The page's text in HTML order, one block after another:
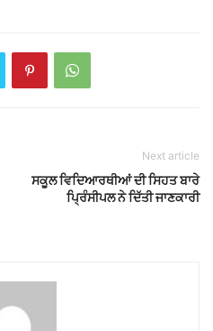
Next article
ਸਕੂਲ ਵਿਦਿਆਰਥੀਆਂ ਦੀ ਸਿਹਤ ਬਾਰੇ
ਪ੍ਰਿੰਸੀਪਲ ਨੇ ਦਿੱਤੀ ਜਾਣਕਾਰੀ